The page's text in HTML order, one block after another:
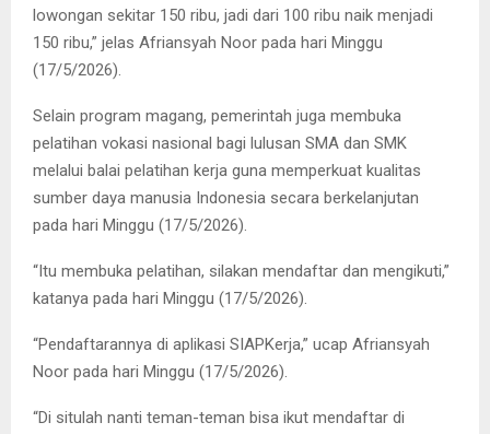
lowongan sekitar 150 ribu, jadi dari 100 ribu naik menjadi
150 ribu,” jelas Afriansyah Noor pada hari Minggu
(17/5/2026).
Selain program magang, pemerintah juga membuka
pelatihan vokasi nasional bagi lulusan SMA dan SMK
melalui balai pelatihan kerja guna memperkuat kualitas
sumber daya manusia Indonesia secara berkelanjutan
pada hari Minggu (17/5/2026).
“Itu membuka pelatihan, silakan mendaftar dan mengikuti,”
katanya pada hari Minggu (17/5/2026).
“Pendaftarannya di aplikasi SIAPKerja,” ucap Afriansyah
Noor pada hari Minggu (17/5/2026).
“Di situlah nanti teman-teman bisa ikut mendaftar di